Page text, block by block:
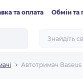
та оплата Обмін та
Автотримач